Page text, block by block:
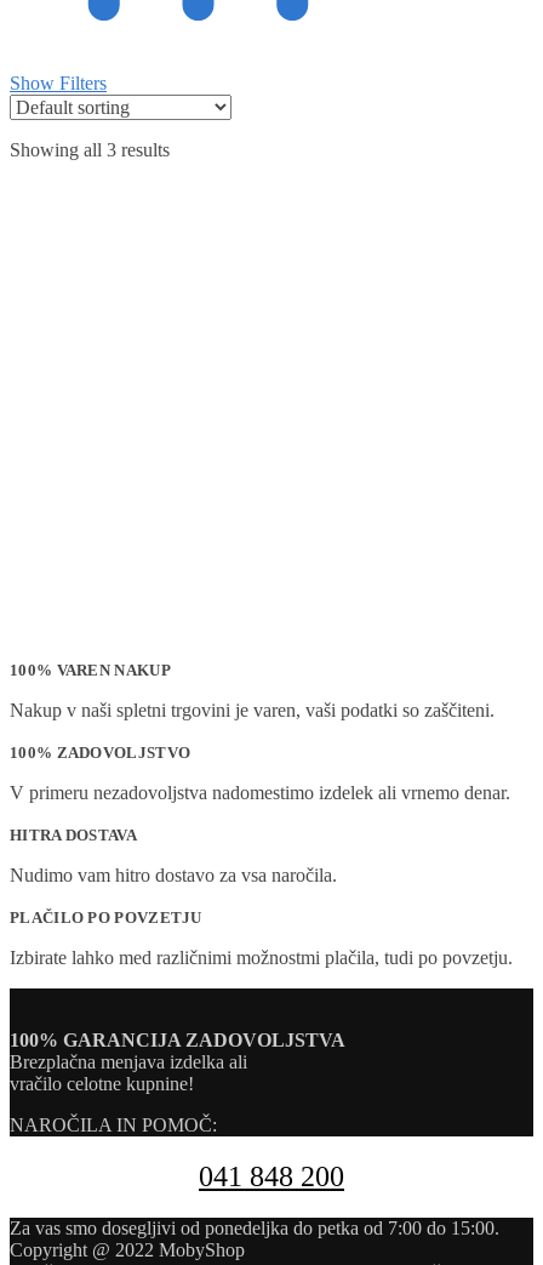
Show Filters
Showing all 3 results
100% VAREN NAKUP
Nakup v naši spletni trgovini je varen, vaši podatki so zaščiteni.
100% ZADOVOLJSTVO
V primeru nezadovoljstva nadomestimo izdelek ali vrnemo denar.
HITRA DOSTAVA
Nudimo vam hitro dostavo za vsa naročila.
PLAČILO PO POVZETJU
Izbirate lahko med različnimi možnostmi plačila, tudi po povzetju.
100% GARANCIJA ZADOVOLJSTVA
Brezplačna menjava izdelka ali
vračilo celotne kupnine!
NAROČILA IN POMOČ:
041 848 200
Za vas smo dosegljivi od ponedeljka do petka od 7:00 do 15:00.
Copyright @ 2022 MobyShop